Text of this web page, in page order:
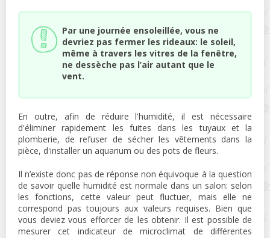
Par une journée ensoleillée, vous ne
devriez pas fermer les rideaux: le soleil,
même à travers les vitres de la fenêtre,
ne dessèche pas l’air autant que le
vent.
En outre, afin de réduire l'humidité, il est nécessaire
d'éliminer rapidement les fuites dans les tuyaux et la
plomberie, de refuser de sécher les vêtements dans la
pièce, d'installer un aquarium ou des pots de fleurs.
Il n’existe donc pas de réponse non équivoque à la question
de savoir quelle humidité est normale dans un salon: selon
les fonctions, cette valeur peut fluctuer, mais elle ne
correspond pas toujours aux valeurs requises. Bien que
vous deviez vous efforcer de les obtenir. Il est possible de
mesurer cet indicateur de microclimat de différentes